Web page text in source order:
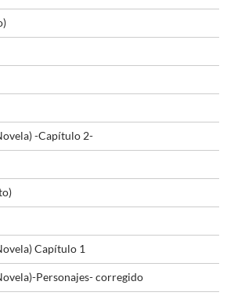
-Capítulo 2-
Capítulo 1
Personajes- corregido